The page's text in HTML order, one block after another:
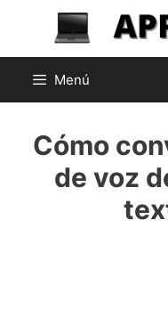
contenido
Menú
Cómo
de voz